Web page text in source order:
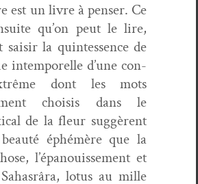
est un livre à penser. Ce
qu’on peut le lire,
saisirla quin­tes­sence de
intem­porelle d’une con­
dont les mots
choi­sis dans le
de la fleur sug­gèrent
éphémère que la
l’épanouissement et
lotus au mille